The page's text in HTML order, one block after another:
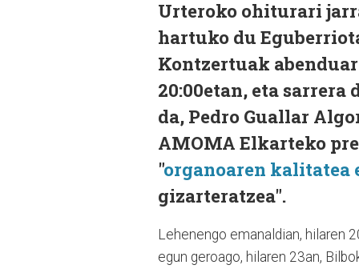
Urteroko ohiturari
hartuko du
Kontzertuak
20:00etan, eta sarrera
da, Pedro Guallar
AMOMA Elkarteko
"organoaren kalitatea
gizarteratzea".
Lehenengo emanaldian, hilaren
egun geroago, hilaren 23an,